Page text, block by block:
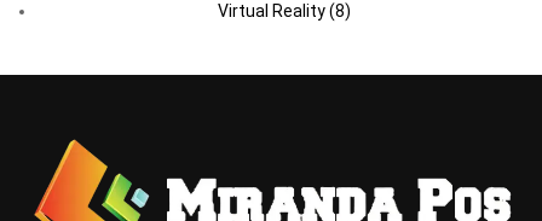
Virtual Reality(8)